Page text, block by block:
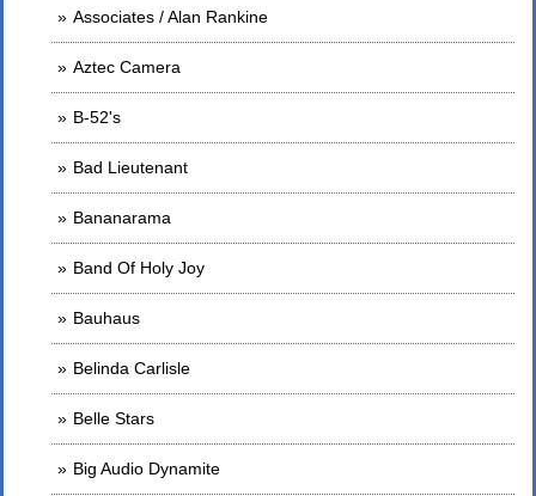
Associates / Alan Rankine
Aztec Camera
B-52's
Bad Lieutenant
Bananarama
Band Of Holy Joy
Bauhaus
Belinda Carlisle
Belle Stars
Big Audio Dynamite